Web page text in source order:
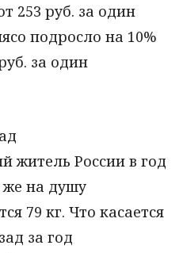
253 руб. за один
подросло на 10%
за один
житель России в год
же на душу
79 кг. Что касается
за год